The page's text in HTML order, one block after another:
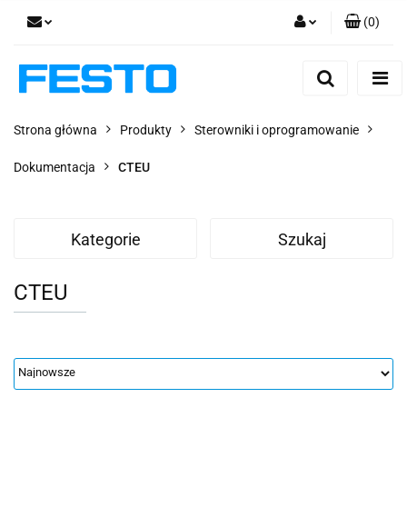
Dodaj zgłoszenie
(0)
Strona główna Produkty Sterowniki i oprogramowanie
Dokumentacja CTEU
Kategorie Szukaj
CTEU